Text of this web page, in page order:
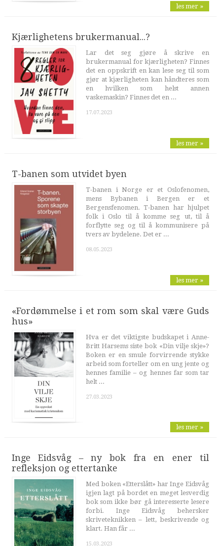
les mer »
Kjærlighetens brukermanual...?
Lar det seg gjøre å skrive en
brukermanual for kjærligheten? Finnes
det en oppskrift en kan lese seg til som
gjør at kjærligheten kan håndteres som
en hvilken som helst annen
vaskemaskin? Finnes det en ...
17.07.2023
les mer »
T-banen som utvidet byen
T-banen i Norge er et Oslofenomen,
mens Bybanen i Bergen er et
Bergensfenomen. T-banen har hjulpet
folk i Oslo til å komme seg ut, til å
forflytte seg og til å kommunisere på
tvers av bydelene. Det er ...
08.05.2023
les mer »
«Fordømmelse i et rom som skal være Guds
hus»
Hva er det viktigste budskapet i Anne-
Britt Harsems siste bok «Din vilje skje»?
Boken er en smule forvirrende stykke
arbeid som forteller om en ung jente og
hennes familie – og hennes far som tar
helt ...
27.03.2023
les mer »
Inge Eidsvåg – ny bok fra en ener til
refleksjon og ettertanke
Med boken «Etterslått» har Inge Eidsvåg
igjen lagt på bordet en meget lesverdig
bok som ikke bør gå interesserte lesere
forbi. Inge Eidsvåg behersker
skriveteknikken – lett, beskrivende og
klart. Han får ...
15.03.2023